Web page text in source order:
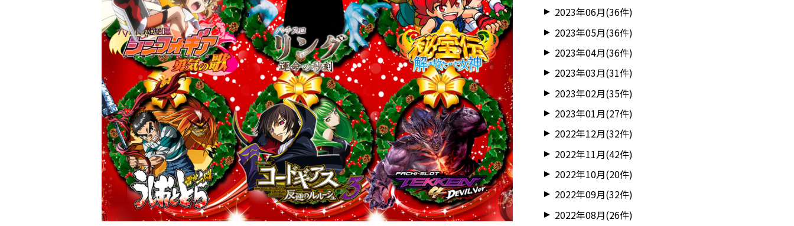
2023年06月(36件)
2023年05月(36件)
2023年04月(36件)
2023年03月(31件)
2023年02月(35件)
2023年01月(27件)
2022年12月(32件)
2022年11月(42件)
2022年10月(20件)
2022年09月(32件)
2022年08月(26件)